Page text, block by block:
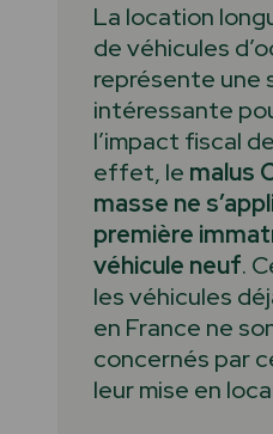
La location
de véhicules
représente une
intéressante
l’impact fiscal
effet, le malus
masse ne
première
véhicule neuf.
les véhicules
en France ne
concernés par
leur mise en